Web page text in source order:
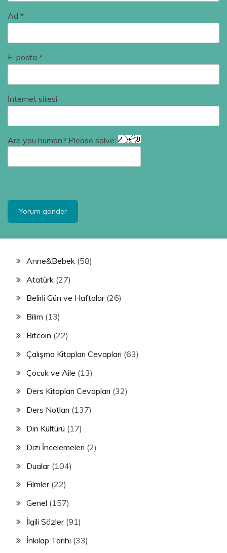
Ad *
E-posta *
İnternet sitesi
Are you human? Please solve:
Anne&Bebek (58)
Atatürk (27)
Belirli Gün ve Haftalar(26)
Bilim (13)
Bitcoin (22)
Çalışma Kitapları Cevapları (63)
Çocuk ve Aile (13)
Ders Kitapları Cevapları (32)
Ders Notları (137)
Din Kültürü (17)
Dizi İncelemeleri (2)
Dualar(104)
Filmler(22)
Genel (157)
İlgili Sözler(91)
İnkılap Tarihi (33)